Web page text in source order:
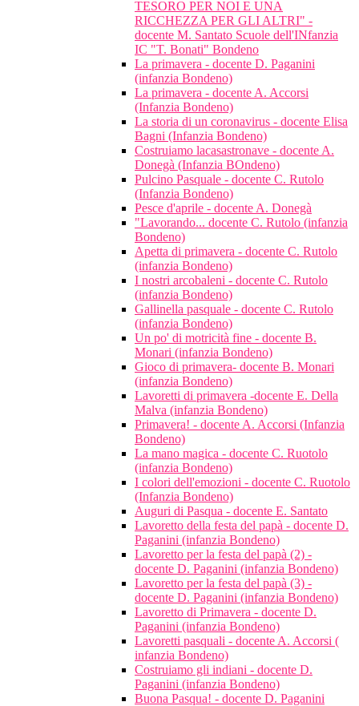
TESORO PER NOI E UNA
RICCHEZZA PER GLI ALTRI" -
docente M. Santato Scuole dell'INfanzia
IC "T. Bonati" Bondeno
La primavera - docente D. Paganini
(infanzia Bondeno)
La primavera - docente A. Accorsi
(Infanzia Bondeno)
La storia di un coronavirus - docente Elisa
Bagni (Infanzia Bondeno)
Costruiamo lacasastronave - docente A.
Donegà (Infanzia BOndeno)
Pulcino Pasquale - docente C. Rutolo
(Infanzia Bondeno)
Pesce d'aprile - docente A. Donegà
"Lavorando... docente C. Rutolo (infanzia
Bondeno)
Apetta di primavera - docente C. Rutolo
(infanzia Bondeno)
I nostri arcobaleni - docente C. Rutolo
(infanzia Bondeno)
Gallinella pasquale - docente C. Rutolo
(infanzia Bondeno)
Un po' di motricità fine - docente B.
Monari (infanzia Bondeno)
Gioco di primavera- docente B. Monari
(infanzia Bondeno)
Lavoretti di primavera -docente E. Della
Malva (infanzia Bondeno)
Primavera! - docente A. Accorsi (Infanzia
Bondeno)
La mano magica - docente C. Ruotolo
(infanzia Bondeno)
I colori dell'emozioni - docente C. Ruotolo
(Infanzia Bondeno)
Auguri di Pasqua - docente E. Santato
Lavoretto della festa del papà - docente D.
Paganini (infanzia Bondeno)
Lavoretto per la festa del papà (2) -
docente D. Paganini (infanzia Bondeno)
Lavoretto per la festa del papà (3) -
docente D. Paganini (infanzia Bondeno)
Lavoretto di Primavera - docente D.
Paganini (infanzia Bondeno)
Lavoretti pasquali - docente A. Accorsi (
infanzia Bondeno)
Costruiamo gli indiani - docente D.
Paganini (infanzia Bondeno)
Buona Pasqua! - docente D. Paganini